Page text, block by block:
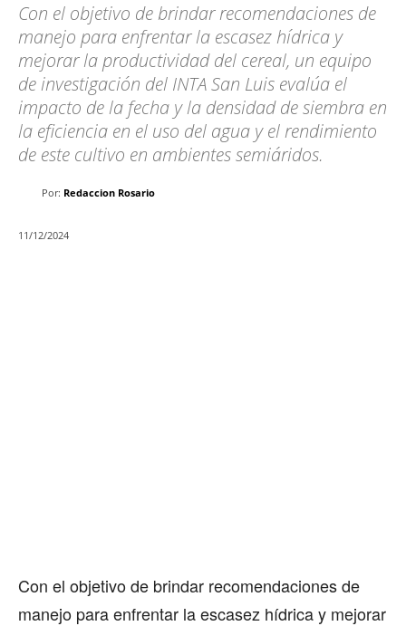
Con el objetivo de brindar recomendaciones de
manejo para enfrentar la escasez hídrica y
mejorar la productividad del cereal, un equipo
de investigación del INTA San Luis evalúa el
impacto de la fecha y la densidad de siembra en
la eficiencia en el uso del agua y el rendimiento
de este cultivo en ambientes semiáridos.
Por: Redaccion Rosario
11/12/2024
Con el objetivo de brindar recomendaciones de
manejo para enfrentar la escasez hídrica y mejorar